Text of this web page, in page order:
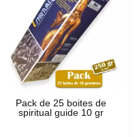
EN STOCK
Pack de 25 boites de
spiritual guide 10 gr